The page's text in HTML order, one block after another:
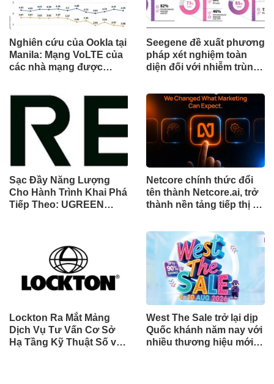
Nghiên cứu của Ookla tại
Manila: Mạng VoLTE của
các nhà mạng được
về chất lượng và độ tin
cậy của cuộc gọi thoại
Seegene đề xuất phương
pháp xét nghiệm toàn
diện đối với nhiễm trùng
qua Nghiên cứu lâm
sàng một triệu ca toàn
cầu (GMCS)
Sạc Đầy Năng Lượng
Cho Hành Trình Khai Phá
Tiếp Theo: UGREEN
Netcore chính thức đổi
tên thành Netcore.ai, trở
thành nền tảng tiếp thị tự
chia sẻ trách nhiệm tăng
trưởng khách hàng
Lockton Ra Mắt Mảng
Dịch Vụ Tư Vấn Cơ Sở
Hạ Tầng Kỹ Thuật Số và
West The Sale trở lại dịp
Quốc khánh năm nay với
nhiều thương hiệu mới,